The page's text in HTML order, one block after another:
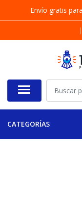
Envío gratis
|
CATEGORÍAS